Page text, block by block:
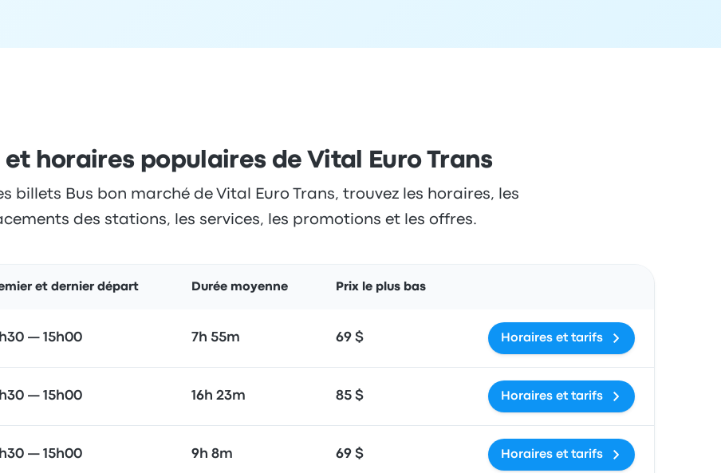
et horaires populaires de Vital Euro Trans
billets Bus bon marché de Vital Euro Trans, trouvez les horaires, les
des stations, les services, les promotions et les offres.
et dernier départ Durée moyenne Prix le plus bas
— 15h00 7h 55m 69 $ Horaires et tarifs
— 15h00 16h 23m 85 $ Horaires et tarifs
— 15h00 9h 8m 69 $ Horaires et tarifs